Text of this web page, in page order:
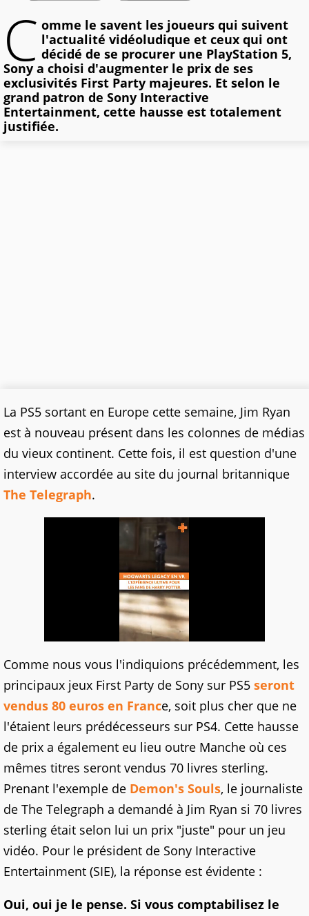
C omme le savent les joueurs qui suivent
l'actualité vidéoludique et ceux qui ont
décidé de se procurer une PlayStation 5,
Sony a choisi d'augmenter le prix de ses
exclusivités First Party majeures. Et selon le
grand patron de Sony Interactive
Entertainment, cette hausse est totalement
justifiée.
La PS5 sortant en Europe cette semaine, Jim Ryan
est à nouveau présent dans les colonnes de médias
du vieux continent. Cette fois, il est question d'une
interview accordée au site du journal britannique
The Telegraph.
Comme nous vous l'indiquions précédemment, les
principaux jeux First Party de Sony sur PS5 seront
vendus 80 euros en France, soit plus cher que ne
l'étaient leurs prédécesseurs sur PS4. Cette hausse
de prix a également eu lieu outre Manche où ces
mêmes titres seront vendus 70 livres sterling.
Prenant l'exemple de Demon's Souls, le journaliste
de The Telegraph a demandé à Jim Ryan si 70 livres
sterling était selon lui un prix "juste" pour un jeu
vidéo. Pour le président de Sony Interactive
Entertainment (SIE), la réponse est évidente :
Oui, oui je le pense. Si vous comptabilisez le